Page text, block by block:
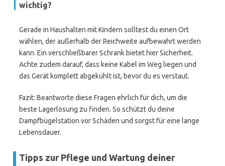
wichtig?
Gerade in Haushalten mit Kindern solltest du einen Ort
wählen, der außerhalb der Reichweite aufbewahrt werden
kann. Ein verschließbarer Schrank bietet hier Sicherheit.
Achte zudem darauf, dass keine Kabel im Weg liegen und
das Gerät komplett abgekühlt ist, bevor du es verstaut.
Fazit: Beantworte diese Fragen ehrlich für dich, um die
beste Lagerlösung zu finden. So schützt du deine
Dampfbügelstation vor Schäden und sorgst für eine lange
Lebensdauer.
Tipps zur Pflege und Wartung deiner